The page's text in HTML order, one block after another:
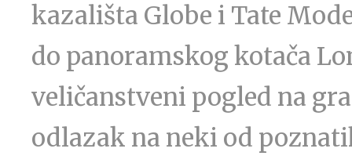
kazališta Globe i Tate
do panoramskog kotača
veličanstveni pogled na
odlazak na neki od